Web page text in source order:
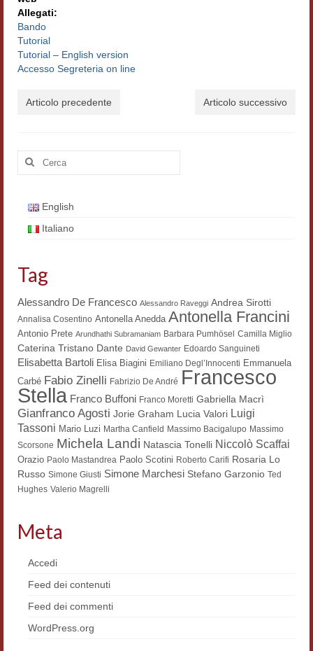
Lexicon
ALIM
Lo studium aretino del ‘200
Eurasian Latin Archive
Didattica
Master INFOTEXT
Workshop DH
Summer School DH
ERASMUS/DEMM
Storia e forme della canzone
Pubblicazioni
Hagiographica Coreana
Testi Mediolatini
Altri volumi
Allegati:
Bando
Tutorial
Tutorial – English version
Accesso Segreteria on line
Articolo precedente Articolo successivo
Cerca:
English
Italiano
Tag
Alessandro De Francesco Alessandro Raveggi Andrea Sirotti
Annalisa Cosentino Antonella Anedda Antonella Francini
Antonio Prete Arundhathi Subramaniam Barbara Pumhösel Camilla Miglio
Caterina Tristano Dante David Gewanter Edoardo Sanguineti
Elisabetta Bartoli Elisa Biagini Emiliano Degl’Innocenti Emmanuela
Carbé Fabio Zinelli Fabrizio De André Francesco
Stella Franco Buffoni Franco Moretti Gabriella Macrì
Gianfranco Agosti Jorie Graham Lucia Valori Luigi
Tassoni Mario Luzi Martha Canfield Massimo Bacigalupo Massimo
Scorsone Michela Landi Natascia Tonelli Niccolò Scaffai
Orazio Paolo Mastandrea Paolo Scotini Roberto Carifi Rosaria Lo
Russo Simone Giusti Simone Marchesi Stefano Garzonio Ted
Hughes Valerio Magrelli
Meta
Accedi
Feed dei contenuti
Feed dei commenti
WordPress.org